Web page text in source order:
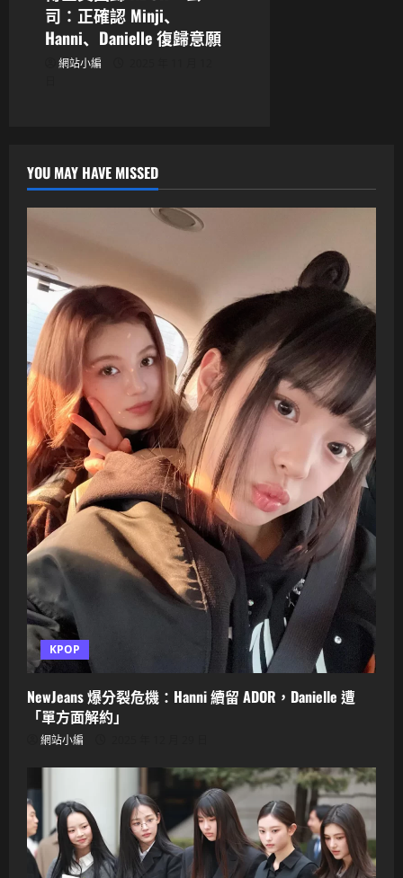
司：正確認 Minji、
Hanni、Danielle 復歸意願
網站小編
YOU MAY HAVE MISSED
KPOP
NewJeans 爆分裂危機：Hanni 續留 ADOR，Danielle 遭
「單方面解約」
網站小編